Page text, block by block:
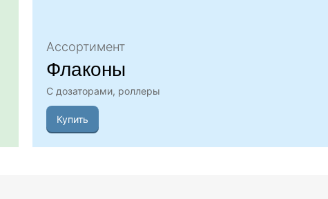
Ассортимент
Флаконы
С дозаторами, роллеры
Купить